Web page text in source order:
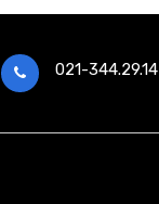
021-344.29.14